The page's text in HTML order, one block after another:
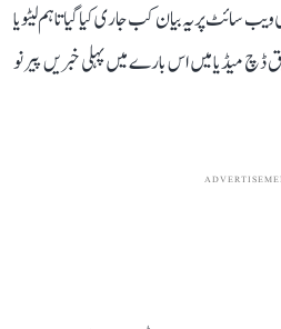
سائٹ پر یہ بیان کب جاری کیا گیا تاہم لیٹویا
میڈیا میں اس بارے میں پہلی خبریں پیر نو